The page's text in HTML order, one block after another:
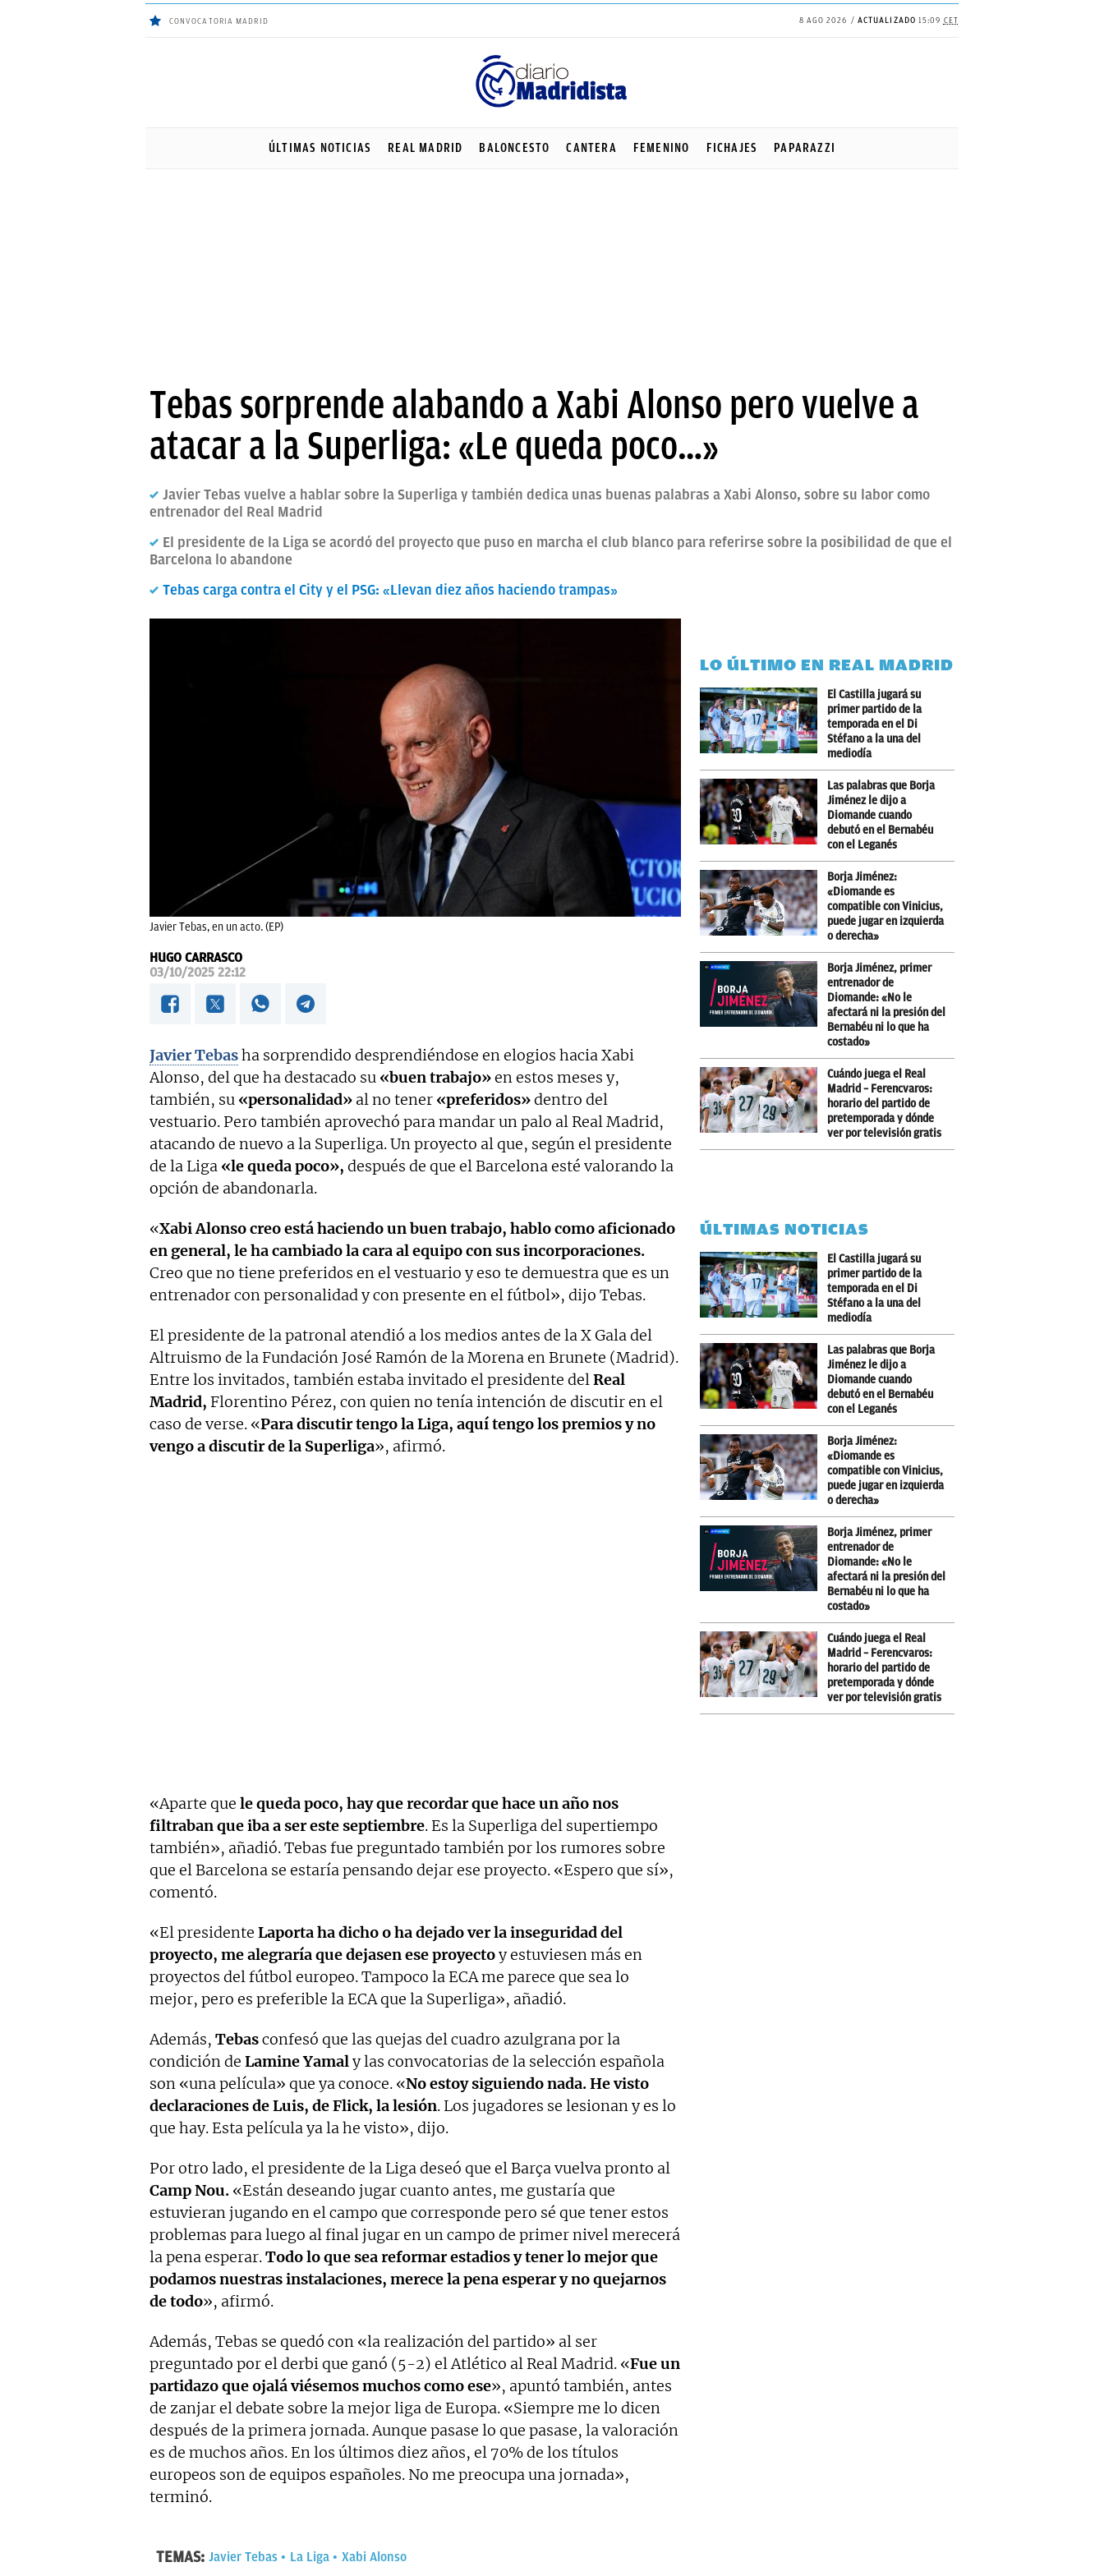
CONVOCATORIA MADRID 8 AGO 2026 ACTUALIZADO 15:09 CET
OKDIARIO
ÚLTIMAS NOTICIAS REAL MADRID BALONCESTO CANTERA FEMENINO FICHAJES PAPARAZZI
Tebas sorprende alabando a Xabi Alonso pero vuelve a
atacar a la Superliga: «Le queda poco…»
Javier Tebas vuelve a hablar sobre la Superliga y también dedica unas buenas palabras a Xabi Alonso, sobre su labor como
entrenador del Real Madrid
El presidente de la Liga se acordó del proyecto que puso en marcha el club blanco para referirse sobre la posibilidad de que el
Barcelona lo abandone
Tebas carga contra el City y el PSG: «Llevan diez años haciendo trampas»
Javier Tebas, en un acto. (EP)
HUGO CARRASCO
03/10/2025 22:12
Javier Tebasha sorprendido desprendiéndose en elogios hacia Xabi
Alonso, del que ha destacado su «buen trabajo»en estos meses y,
también, su «personalidad» al no tener «preferidos»dentro del
vestuario. Pero también aprovechó para mandar un palo al Real Madrid,
atacando de nuevo a la Superliga. Un proyecto al que, según el presidente
de la Liga «le queda poco», después de que el Barcelona esté valorando la
opción de abandonarla.
«Xabi Alonso creo está haciendo un buen trabajo, hablo como aficionado
en general, le ha cambiado la cara al equipo con sus incorporaciones.
Creo que no tiene preferidos en el vestuario y eso te demuestra que es un
entrenador con personalidad y con presente en el fútbol», dijo Tebas.
El presidente de la patronal atendió a los medios antes de la X Gala del
Altruismo de la Fundación José Ramón de la Morena en Brunete (Madrid).
Entre los invitados, también estaba invitado el presidente delReal
Madrid, Florentino Pérez, con quien no tenía intención de discutir en el
caso de verse. «Para discutir tengo la Liga, aquí tengo los premios y no
vengo a discutir de la Superliga», afirmó.
«Aparte que le queda poco, hay que recordar que hace un año nos
filtraban que iba a ser este septiembre. Es la Superliga del supertiempo
también», añadió. Tebas fue preguntado también por los rumores sobre
que el Barcelona se estaría pensando dejar ese proyecto. «Espero que sí»,
comentó.
«El presidente Laporta ha dicho o ha dejado ver la inseguridad del
proyecto, me alegraría que dejasen ese proyectoy estuviesen más en
proyectos del fútbol europeo. Tampoco la ECA me parece que sea lo
mejor, pero es preferible la ECA que la Superliga», añadió.
Además, Tebasconfesó que las quejas del cuadro azulgrana por la
condición de Lamine Yamaly las convocatorias de la selección española
son «una película» que ya conoce. «No estoy siguiendo nada. He visto
declaraciones de Luis, de Flick, la lesión. Los jugadores se lesionan y es lo
que hay. Esta película ya la he visto», dijo.
Por otro lado, el presidente de la Liga deseó que el Barça vuelva pronto al
Camp Nou. «Están deseando jugar cuanto antes, me gustaría que
estuvieran jugando en el campo que corresponde pero sé que tener estos
problemas para luego al final jugar en un campo de primer nivel merecerá
la pena esperar.Todo lo que sea reformar estadios y tener lo mejor que
podamos nuestras instalaciones, merece la pena esperar y no quejarnos
de todo», afirmó.
Además, Tebas se quedó con «la realización del partido» al ser
preguntado por el derbi que ganó (5-2) el Atlético al Real Madrid. «Fue un
partidazo que ojalá viésemos muchos como ese», apuntó también, antes
de zanjar el debate sobre la mejor liga de Europa. «Siempre me lo dicen
después de la primera jornada. Aunque pasase lo que pasase, la valoración
es de muchos años. En los últimos diez años, el 70% de los títulos
europeos son de equipos españoles. No me preocupa una jornada»,
terminó.
TEMAS: Javier Tebas La Liga Xabi Alonso
LO ÚLTIMO EN REAL MADRID
El Castilla jugará su
primer partido de la
temporada en el Di
Stéfano a la una del
mediodía
Las palabras que Borja
Jiménez le dijo a
Diomande cuando
debutó en el Bernabéu
con el Leganés
Borja Jiménez:
«Diomande es
compatible con Vinicius,
puede jugar en izquierda
o derecha»
Borja Jiménez, primer
entrenador de
Diomande: «No le
afectará ni la presión del
Bernabéu ni lo que ha
costado»
Cuándo juega el Real
Madrid – Ferencvaros:
horario del partido de
pretemporada y dónde
ver por televisión gratis
ÚLTIMAS NOTICIAS
El Castilla jugará su
primer partido de la
temporada en el Di
Stéfano a la una del
mediodía
Las palabras que Borja
Jiménez le dijo a
Diomande cuando
debutó en el Bernabéu
con el Leganés
Borja Jiménez:
«Diomande es
compatible con Vinicius,
puede jugar en izquierda
o derecha»
Borja Jiménez, primer
entrenador de
Diomande: «No le
afectará ni la presión del
Bernabéu ni lo que ha
costado»
Cuándo juega el Real
Madrid – Ferencvaros:
horario del partido de
pretemporada y dónde
ver por televisión gratis